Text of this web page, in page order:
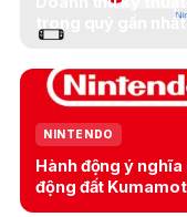
trong quý gần nhất
NINTENDO
Hành động ý
động đất